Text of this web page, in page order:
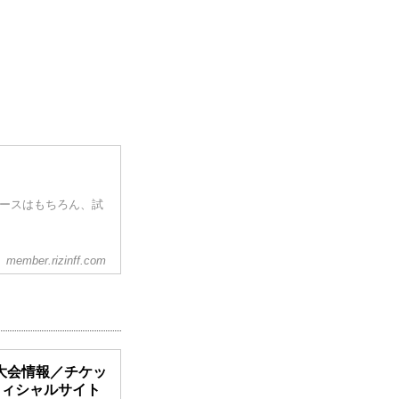
スはもちろん、試
member.rizinff.com
会情報／チケッ
シャルサイト